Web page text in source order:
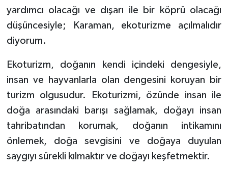
yardımcı olacağı ve dışarı ile bir köprü olacağı
düşüncesiyle; Karaman, ekoturizme açılmalıdır
diyorum.
Ekoturizm, doğanın kendi içindeki dengesiyle,
insan ve hayvanlarla olan dengesini koruyan bir
turizm olgusudur. Ekoturizmi, özünde insan ile
doğa arasındaki barışı sağlamak, doğayı insan
tahribatından korumak, doğanın intikamını
önlemek, doğa sevgisini ve doğaya duyulan
saygıyı sürekli kılmaktır ve doğayı keşfetmektir.